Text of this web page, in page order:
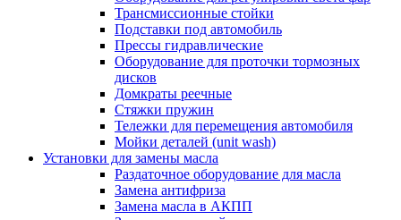
Трансмиссионные стойки
Подставки под автомобиль
Прессы гидравлические
Оборудование для проточки тормозных
дисков
Домкраты реечные
Стяжки пружин
Тележки для перемещения автомобиля
Мойки деталей (unit wash)
Установки для замены масла
Раздаточное оборудование для масла
Замена антифриза
Замена масла в АКПП